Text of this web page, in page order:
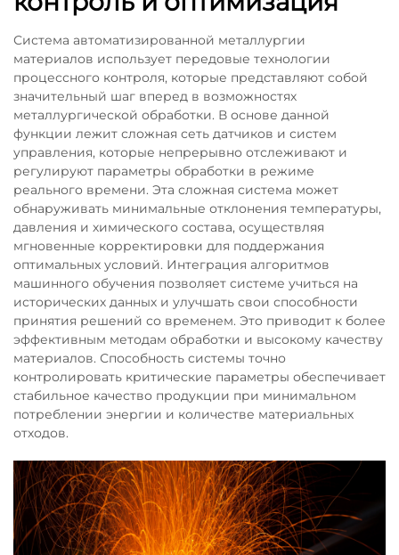
Система автоматизированной металлургии
материалов использует передовые технологии
процессного контроля, которые представляют собой
значительный шаг вперед в возможностях
металлургической обработки. В основе данной
функции лежит сложная сеть датчиков и систем
управления, которые непрерывно отслеживают и
регулируют параметры обработки в режиме
реального времени. Эта сложная система может
обнаруживать минимальные отклонения температуры,
давления и химического состава, осуществляя
мгновенные корректировки для поддержания
оптимальных условий. Интеграция алгоритмов
машинного обучения позволяет системе учиться на
исторических данных и улучшать свои способности
принятия решений со временем. Это приводит к более
эффективным методам обработки и высокому качеству
материалов. Способность системы точно
контролировать критические параметры обеспечивает
стабильное качество продукции при минимальном
потреблении энергии и количестве материальных
отходов.